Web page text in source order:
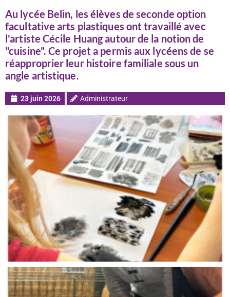
Au lycée Belin, les élèves de seconde option
facultative arts plastiques ont travaillé avec
l'artiste Cécile Huang autour de la notion de
"cuisine". Ce projet a permis aux lycéens de se
réapproprier leur histoire familiale sous un
angle artistique.
23 juin 2026 Administrateur